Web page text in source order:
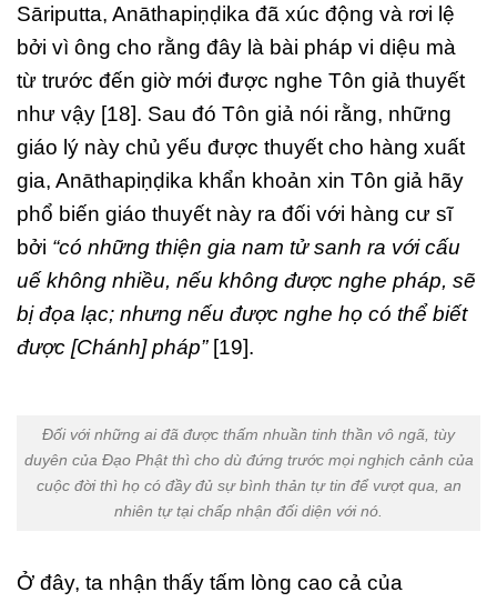
Sāriputta, Anāthapiṇḍika đã xúc động và rơi lệ
bởi vì ông cho rằng đây là bài pháp vi diệu mà
từ trước đến giờ mới được nghe Tôn giả thuyết
như vậy [18]. Sau đó Tôn giả nói rằng, những
giáo lý này chủ yếu được thuyết cho hàng xuất
gia, Anāthapiṇḍika khẩn khoản xin Tôn giả hãy
phổ biến giáo thuyết này ra đối với hàng cư sĩ
bởi “có những thiện gia nam tử sanh ra với cấu
uế không nhiều, nếu không được nghe pháp, sẽ
bị đọa lạc; nhưng nếu được nghe họ có thể biết
được [Chánh] pháp”[19].
Đối với những ai đã được thấm nhuần tinh thần vô ngã, tùy
duyên của Đạo Phật thì cho dù đứng trước mọi nghịch cảnh của
cuộc đời thì họ có đầy đủ sự bình thản tự tin để vượt qua, an
nhiên tự tại chấp nhận đối diện với nó.
Ở đây, ta nhận thấy tấm lòng cao cả của